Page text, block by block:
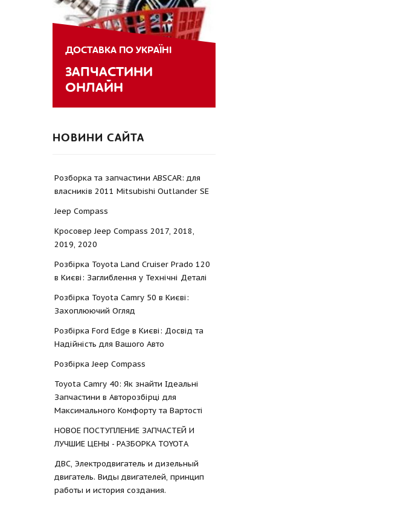
ДОСТАВКА ПО УКРАЇНІ
ЗАПЧАСТИНИ
ОНЛАЙН
НОВИНИ САЙТА
Розборка та запчастини ABSCAR: для
власників 2011 Mitsubishi Outlander SE
Jeep Compass
Кросовер Jeep Compass 2017, 2018,
2019, 2020
Розбірка Toyota Land Cruiser Prado 120
в Києві: Заглиблення у Технічні Деталі
Розбірка Toyota Camry 50 в Києві:
Захоплюючий Огляд
Розбірка Ford Edge в Києві: Досвід та
Надійність для Вашого Авто
Розбірка Jeep Compass
Toyota Camry 40: Як знайти Ідеальні
Запчастини в Авторозбірці для
Максимального Комфорту та Вартості
НОВОЕ ПОСТУПЛЕНИЕ ЗАПЧАСТЕЙ И
ЛУЧШИЕ ЦЕНЫ - РАЗБОРКА TOYOTА
ДВС, Электродвигатель и дизельный
двигатель. Виды двигателей, принцип
работы и история создания.